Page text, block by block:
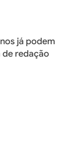
já podem
redação